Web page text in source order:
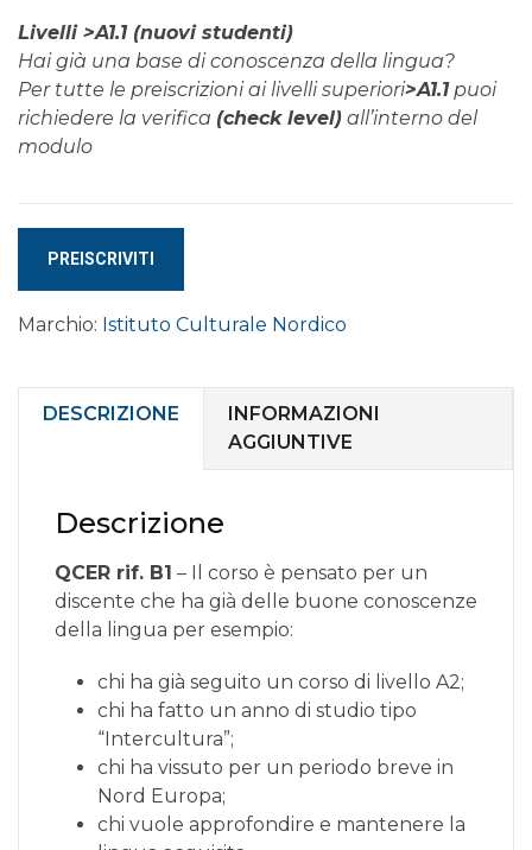
Livelli >A1.1 (nuovi studenti)
Hai già una base di conoscenza della lingua?
Per tutte le preiscrizioni ai livelli superiori>A1.1puoi
richiedere la verifica (check level) all’interno del
modulo
SVEDESE
online
INTERMEDIO
B1.1
PREISCRIVITI
Marchio: Istituto Culturale Nordico
DESCRIZIONE
INFORMAZIONI
AGGIUNTIVE
Descrizione
QCER rif. B1 – Il corso è pensato per un
discente che ha già delle buone conoscenze
della lingua per esempio:
chi ha già seguito un corso di livello A2;
chi ha fatto un anno di studio tipo
“Intercultura”;
chi ha vissuto per un periodo breve in
Nord Europa;
chi vuole approfondire e mantenere la